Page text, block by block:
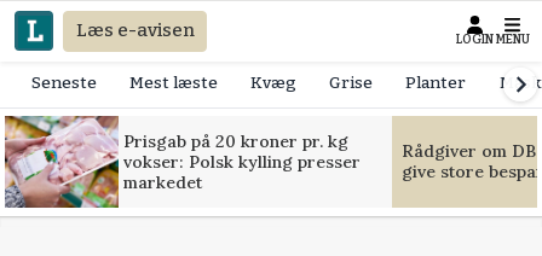
Læs e-avisen LOGIN MENU
Seneste Mest læste Kvæg Grise Planter
Prisgab på 20 kroner pr. kg
vokser: Polsk kylling presser
markedet
Rådgiver om
give store